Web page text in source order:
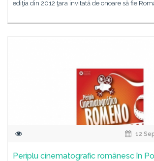
ediţia din 2012 ţara invitată de onoare să fie
12
Periplu cinematografic românesc în